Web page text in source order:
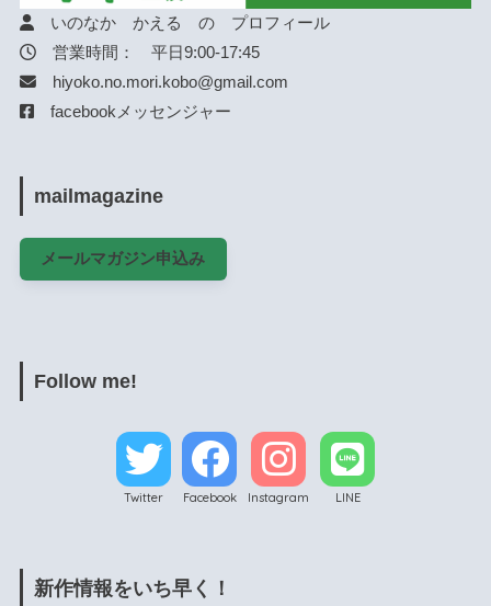
いのなか かえる の プロフィール
営業時間： 平日9:00-17:45
hiyoko.no.mori.kobo@gmail.com
facebookメッセンジャー
mailmagazine
メールマガジン申込み
Follow me!
Twitter Facebook Instagram LINE
新作情報をいち早く！